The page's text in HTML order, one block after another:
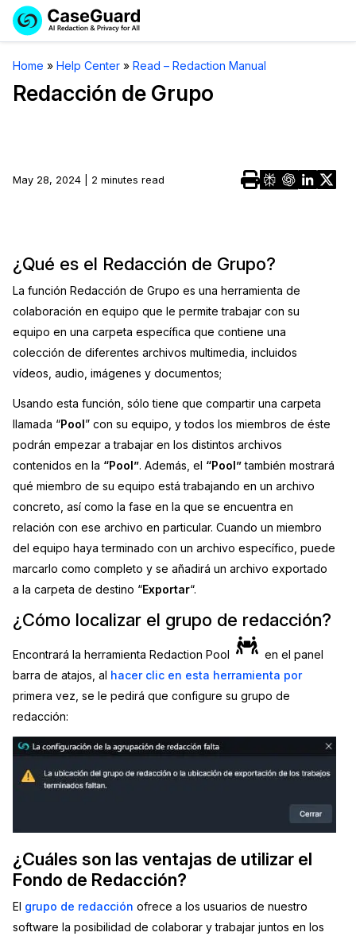
Servicios
Licencia de CaseGuard Studio
Soluciones
Redacción de documentos
Redacción en Bulto
Redacción de imágenes
Transcripción y Traducción
Cuerpos Policiales
La Atención Médica
El Gobierno
Sector Jurídico
Servicios Financieros
Casinos
Medios de Comunicación y
Centros de Atención Telefónica
Centros de Crisis y Las Líneas Directas
La Venta al Por Menor
TI y Operaciones
Precios
Preguntas Frecuentes
Artículos
Centro de Ayuda
Videoteca
Recomendaciones
Sobre nosotros
Trabaja con nosotros
Contáctanos
Eventos
Solicitar cotización
Demo
Home » Help Center » Read – Redaction Manual
Redacción de Grupo
May 28, 2024 | 2 minutes read
¿Qué es el Redacción de Grupo?
La función Redacción de Grupo es una herramienta de
colaboración en equipo que le permite trabajar con su
equipo en una carpeta específica que contiene una
colección de diferentes archivos multimedia, incluidos
vídeos, audio, imágenes y documentos;
Usando esta función, sólo tiene que compartir una carpeta
llamada “Pool” con su equipo, y todos los miembros de éste
podrán empezar a trabajar en los distintos archivos
contenidos en la “Pool”. Además, el “Pool”también mostrará
qué miembro de su equipo está trabajando en un archivo
concreto, así como la fase en la que se encuentra en
relación con ese archivo en particular. Cuando un miembro
del equipo haya terminado con un archivo específico, puede
marcarlo como completo y se añadirá un archivo exportado
a la carpeta de destino “Exportar“.
¿Cómo localizar el grupo de redacción?
Encontrará la herramienta Redaction Pool
en el panel
barra de atajos, al hacer clic en esta herramienta por
primera vez, se le pedirá que configure su grupo de
redacción:
¿Cuáles son las ventajas de utilizar el
Fondo de Redacción?
El grupo de redacción ofrece a los usuarios de nuestro
software la posibilidad de colaborar y trabajar juntos en los